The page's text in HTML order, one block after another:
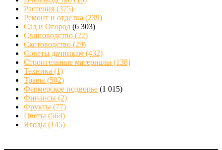
Растения (375)
Ремонт и отделка (239)
Сад и Огород (6 303)
Свиноводство (22)
Скотоводство (29)
Советы дачникам (432)
Строительные материалы (138)
Техника (1)
Травы (502)
Фермерское подворье (1 015)
Финансы (2)
Фрукты (77)
Цветы (564)
Ягоды (145)